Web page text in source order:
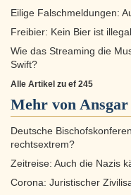
Eilige Falschmeldungen:
Freibier: Kein Bier ist illegal
Wie das Streaming die
Swift?
Alle Artikel zu ef 245
Mehr von Ansgar
Deutsche
rechtsextrem?
Zeitreise: Auch die Nazis
Corona: Juristischer